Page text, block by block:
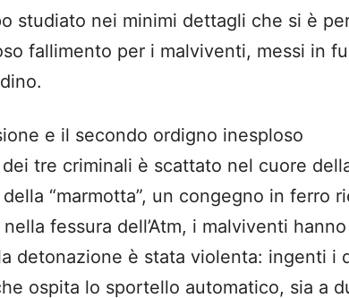
studiato nei minimi dettagli che si è
fallimento per i malviventi, messi in
e il secondo ordigno inesploso
tre criminali è scattato nel cuore
“marmotta”, un congegno in ferro
fessura dell’Atm, i malviventi
detonazione è stata violenta: ingenti i
ospita lo sportello automatico, sia a